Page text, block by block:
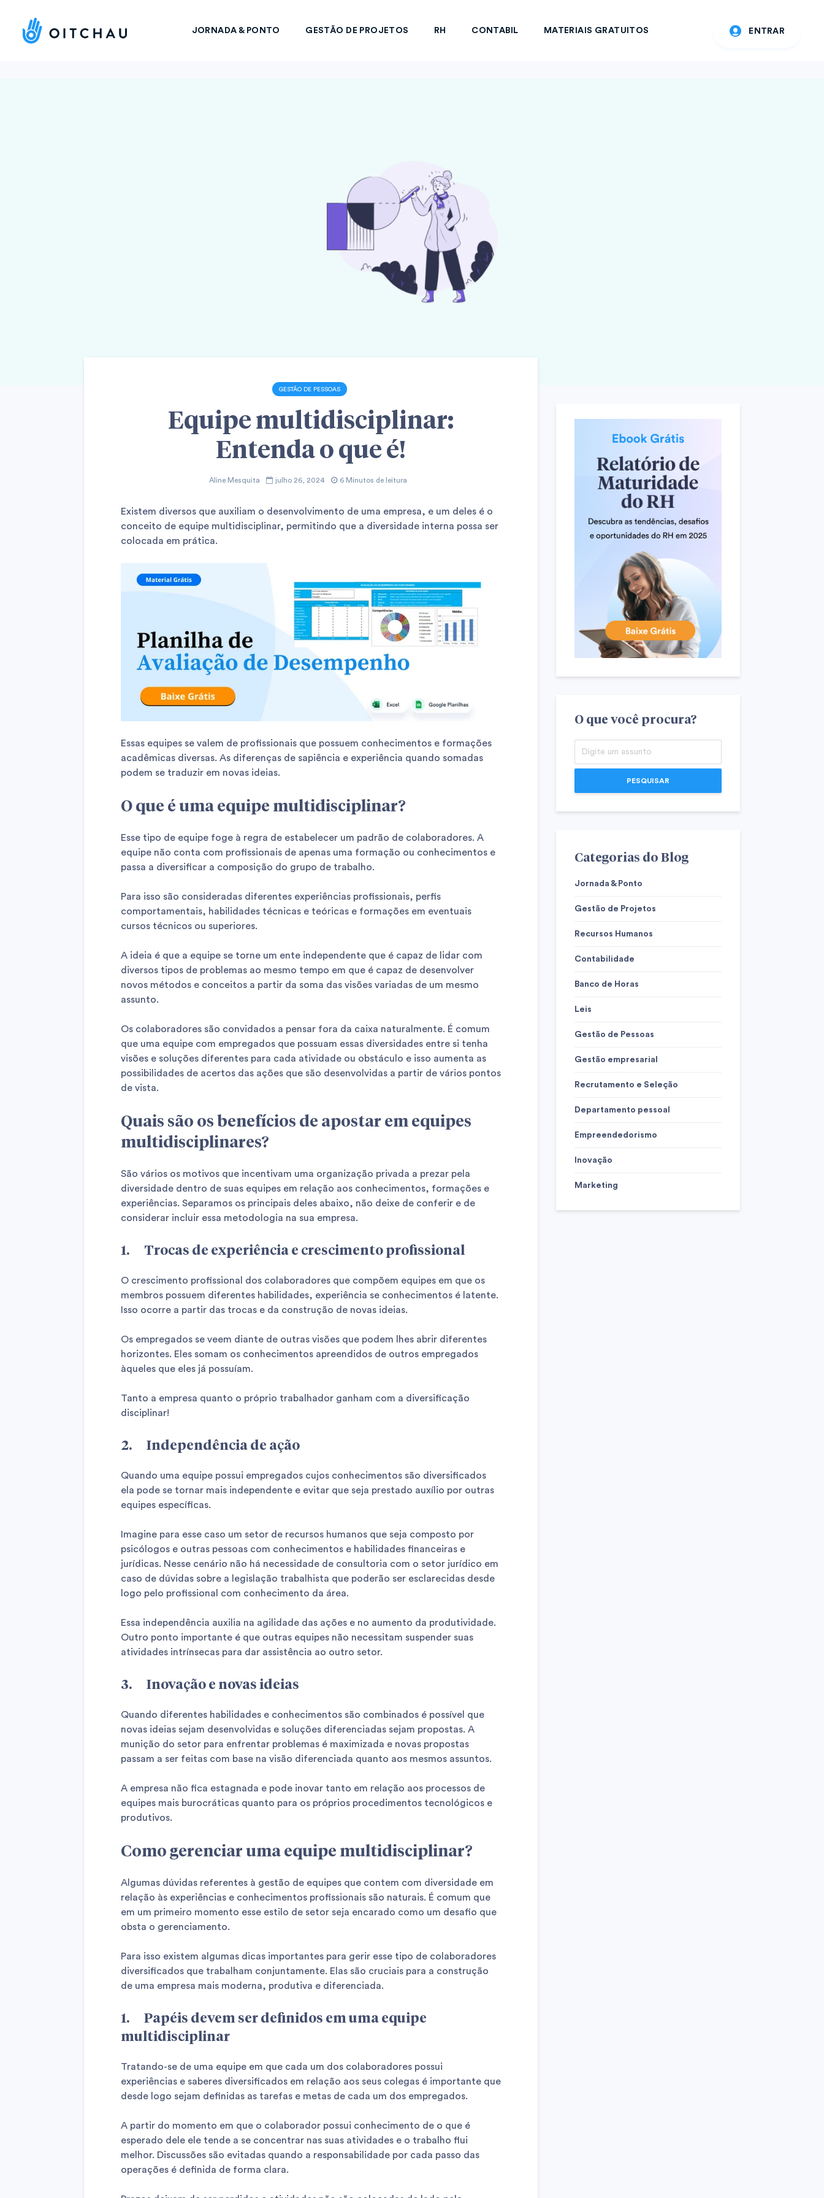
JORNADA & PONTO GESTÃO DE PROJETOS RH CONTABIL MATERIAIS GRATUITOS ENTRAR
GESTÃO DE PESSOAS
Equipe multidisciplinar:
Entenda o que é!
Aline Mesquita julho 26, 2024 6 Minutos de leitura
Existem diversos que auxiliam o desenvolvimento de uma empresa, e um deles é o
conceito de equipe multidisciplinar, permitindo que a diversidade interna possa ser
colocada em prática.
Essas equipes se valem de profissionais que possuem conhecimentos e formações
acadêmicas diversas. As diferenças de sapiência e experiência quando somadas
podem se traduzir em novas ideias.
O que é uma equipe multidisciplinar?
Esse tipo de equipe foge à regra de estabelecer um padrão de colaboradores. A
equipe não conta com profissionais de apenas uma formação ou conhecimentos e
passa a diversificar a composição do grupo de trabalho.
Para isso são consideradas diferentes experiências profissionais, perfis
comportamentais, habilidades técnicas e teóricas e formações em eventuais
cursos técnicos ou superiores.
A ideia é que a equipe se torne um ente independente que é capaz de lidar com
diversos tipos de problemas ao mesmo tempo em que é capaz de desenvolver
novos métodos e conceitos a partir da soma das visões variadas de um mesmo
assunto.
Os colaboradores são convidados a pensar fora da caixa naturalmente. É comum
que uma equipe com empregados que possuam essas diversidades entre si tenha
visões e soluções diferentes para cada atividade ou obstáculo e isso aumenta as
possibilidades de acertos das ações que são desenvolvidas a partir de vários pontos
de vista.
Quais são os benefícios de apostar em equipes
multidisciplinares?
São vários os motivos que incentivam uma organização privada a prezar pela
diversidade dentro de suas equipes em relação aos conhecimentos, formações e
experiências. Separamos os principais deles abaixo, não deixe de conferir e de
considerar incluir essa metodologia na sua empresa.
1. Trocas de experiência e crescimento profissional
O crescimento profissional dos colaboradores que compõem equipes em que os
membros possuem diferentes habilidades, experiência se conhecimentos é latente.
Isso ocorre a partir das trocas e da construção de novas ideias.
Os empregados se veem diante de outras visões que podem lhes abrir diferentes
horizontes. Eles somam os conhecimentos apreendidos de outros empregados
àqueles que eles já possuíam.
Tanto a empresa quanto o próprio trabalhador ganham com a diversificação
disciplinar!
2. Independência de ação
Quando uma equipe possui empregados cujos conhecimentos são diversificados
ela pode se tornar mais independente e evitar que seja prestado auxílio por outras
equipes específicas.
Imagine para esse caso um setor de recursos humanos que seja composto por
psicólogos e outras pessoas com conhecimentos e habilidades financeiras e
jurídicas. Nesse cenário não há necessidade de consultoria com o setor jurídico em
caso de dúvidas sobre a legislação trabalhista que poderão ser esclarecidas desde
logo pelo profissional com conhecimento da área.
Essa independência auxilia na agilidade das ações e no aumento da produtividade.
Outro ponto importante é que outras equipes não necessitam suspender suas
atividades intrínsecas para dar assistência ao outro setor.
3. Inovação e novas ideias
Quando diferentes habilidades e conhecimentos são combinados é possível que
novas ideias sejam desenvolvidas e soluções diferenciadas sejam propostas. A
munição do setor para enfrentar problemas é maximizada e novas propostas
passam a ser feitas com base na visão diferenciada quanto aos mesmos assuntos.
A empresa não fica estagnada e pode inovar tanto em relação aos processos de
equipes mais burocráticas quanto para os próprios procedimentos tecnológicos e
produtivos.
Como gerenciar uma equipe multidisciplinar?
Algumas dúvidas referentes à gestão de equipes que contem com diversidade em
relação às experiências e conhecimentos profissionais são naturais. É comum que
em um primeiro momento esse estilo de setor seja encarado como um desafio que
obsta o gerenciamento.
Para isso existem algumas dicas importantes para gerir esse tipo de colaboradores
diversificados que trabalham conjuntamente. Elas são cruciais para a construção
de uma empresa mais moderna, produtiva e diferenciada.
1. Papéis devem ser definidos em uma equipe
multidisciplinar
Tratando-se de uma equipe em que cada um dos colaboradores possui
experiências e saberes diversificados em relação aos seus colegas é importante que
desde logo sejam definidas as tarefas e metas de cada um dos empregados.
A partir do momento em que o colaborador possui conhecimento de o que é
esperado dele ele tende a se concentrar nas suas atividades e o trabalho flui
melhor. Discussões são evitadas quando a responsabilidade por cada passo das
operações é definida de forma clara.
O que você procura?
PESQUISAR
Categorias do Blog
Jornada & Ponto
Gestão de Projetos
Recursos Humanos
Contabilidade
Banco de Horas
Leis
Gestão de Pessoas
Gestão empresarial
Recrutamento e Seleção
Departamento pessoal
Empreendedorismo
Inovação
Marketing